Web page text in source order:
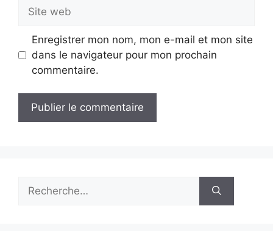
web
Enregistrer mon nom, mon e-mail et mon site
dans le navigateur pour mon prochain
commentaire.
Rechercher :